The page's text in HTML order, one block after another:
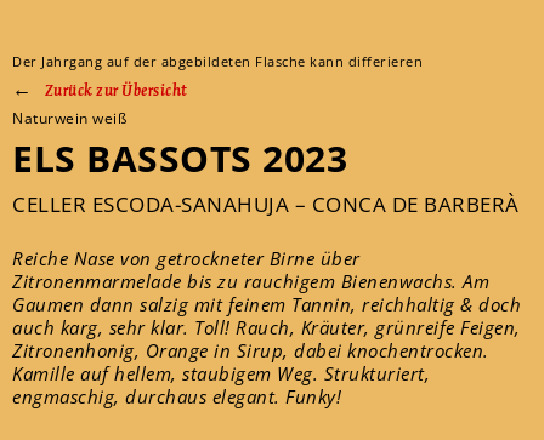
Der Jahrgang auf der abgebildeten Flasche kann differieren
Zurück zur Übersicht
Naturwein weiß
ELS BASSOTS 2023
CELLER ESCODA-SANAHUJA – CONCA DE BARBERÀ
Reiche Nase von getrockneter Birne über
Zitronenmarmelade bis zu rauchigem Bienenwachs. Am
Gaumen dann salzig mit feinem Tannin, reichhaltig & doch
auch karg, sehr klar. Toll! Rauch, Kräuter, grünreife Feigen,
Zitronenhonig, Orange in Sirup, dabei knochentrocken.
Kamille auf hellem, staubigem Weg. Strukturiert,
engmaschig, durchaus elegant. Funky!